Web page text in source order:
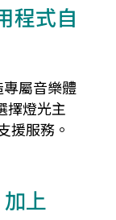
程式自
屬音樂體
擇燈光主
援服務。
上